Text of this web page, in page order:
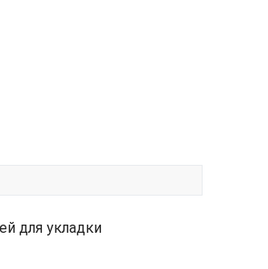
для укладки